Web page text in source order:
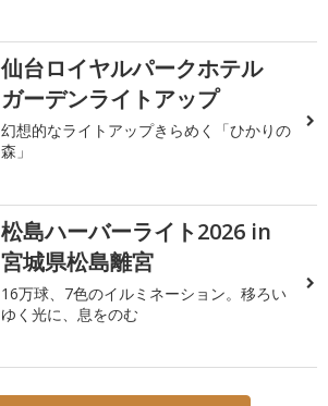
仙台ロイヤルパークホテル
ガーデンライトアップ
幻想的なライトアップきらめく「ひかりの
森」
松島ハーバーライト2026 in
宮城県松島離宮
16万球、7色のイルミネーション。移ろい
ゆく光に、息をのむ